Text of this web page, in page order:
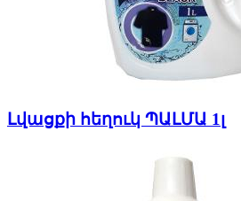
Լվացքի հեղուկ ՊԱԼՄԱ 1լ